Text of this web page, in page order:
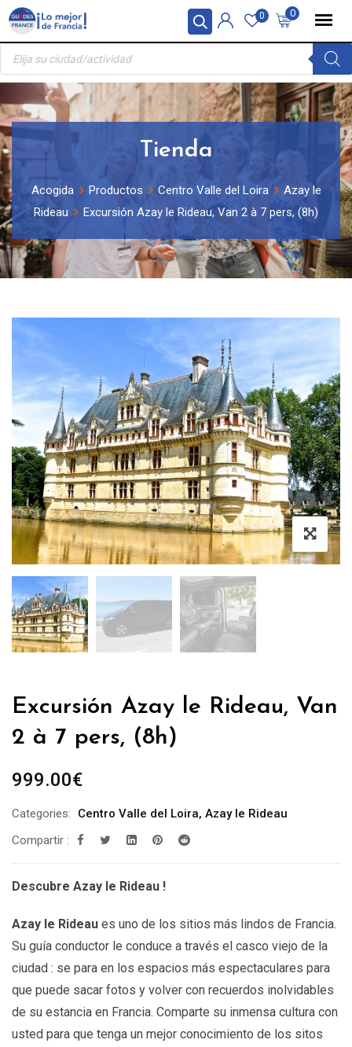
Panel de gestión de cookies
Skip
content
0
0
Búsqueda
productos
Tienda
Acogida Productos Centro Valle del Loira
Azay le
Rideau
Excursión Azay le Rideau, Van 2 à 7 pers, (8h)
Excursión Azay le Rideau, Van
2 à 7 pers, (8h)
999.00€
Categories: Centro Valle del Loira, Azay le Rideau
Compartir :
Descubre Azay le Rideau !
Azay le Rideau es uno de los sitios más lindos de Francia.
Su guía conductor le conduce a través el casco viejo de la
ciudad : se para en los espacios más espectaculares para
que puede sacar fotos y volver con recuerdos inolvidables
de su estancia en Francia. Comparte su inmensa cultura con
usted para que tenga un mejor conocimiento de los sitos